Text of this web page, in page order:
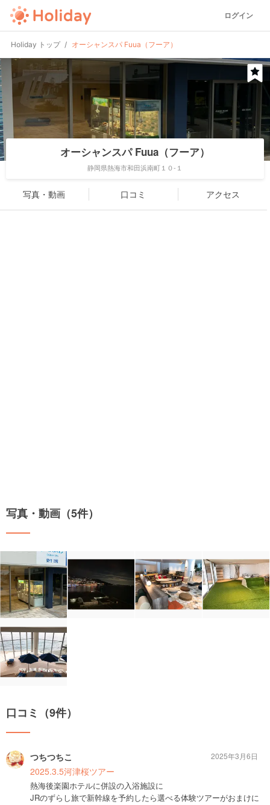
ログイン
Holiday トップ オーシャンスパ Fuua（フーア）
オーシャンスパ Fuua（フーア）
静岡県熱海市和田浜南町１０-１
写真・動画 口コミ アクセス
写真・動画（5件）
口コミ（9件）
つちつちこ
2025.3.5河津桜ツアー
熱海後楽園ホテルに併設の入浴施設に
JRのずらし旅で新幹線を予約したら選べる体験ツアーがおまけに
2025年3月6日